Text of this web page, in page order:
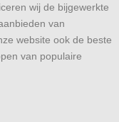
wij de bijgewerkte
van
website ook de beste
van populaire